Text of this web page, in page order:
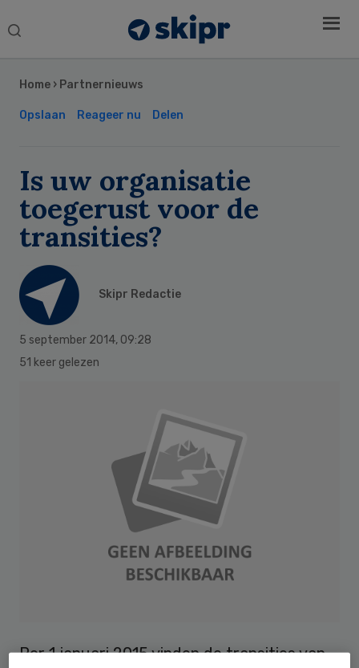
Search
Home › Partnernieuws
Opslaan Reageer nu Delen
Is uw organisatie
toegerust voor de
transities?
Skipr Redactie
5 september 2014, 09:28
51 keer gelezen
Per 1 januari 2015 vinden de transities van
Sidebar